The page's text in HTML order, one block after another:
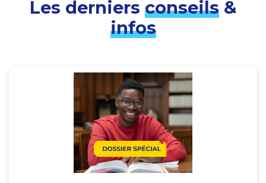
Les derniers conseils&
infos